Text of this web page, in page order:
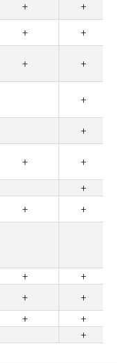
+
+
+
+
+ +
+
+
+ +
+
+
+
+
+
+
+
+
+
+